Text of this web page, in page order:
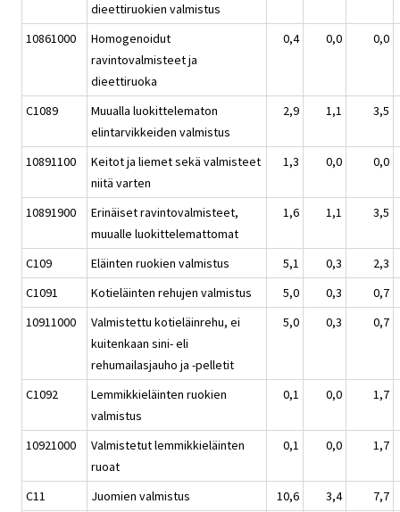
dieettiruokien valmistus
10861000
Homogenoidut
ravintovalmisteet ja
dieettiruoka
0,4 0,0 0,0
C1089
Muualla luokittelematon
elintarvikkeiden valmistus
2,9 1,1 3,5
10891100
Keitot ja liemet sekä valmisteet
niitä varten
1,3 0,0 0,0
10891900
Erinäiset ravintovalmisteet,
muualle luokittelemattomat
1,6 1,1 3,5
C109 Eläinten ruokien valmistus 5,1 0,3
2,3
C1091
Kotieläinten rehujen valmistus 5,0 0,3
0,7
10911000
Valmistettu kotieläinrehu, ei
kuitenkaan sini- eli
rehumailasjauho ja -pelletit
5,0 0,3 0,7
C1092
Lemmikkieläinten ruokien
valmistus
0,1 0,0 1,7
10921000
Valmistetut lemmikkieläinten
ruoat
0,1 0,0 1,7
C11 Juomien valmistus 10,6 3,4
7,7